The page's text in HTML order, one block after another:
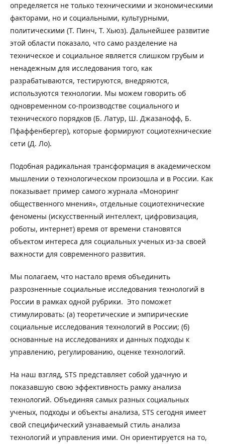
определяется не только техническими и экономическими
факторами, но и социальными, культурными,
политическими (Т. Пинч, Т. Хьюз). Дальнейшее развитие
этой области показало, что само разделение на
техническое и социальное является слишком грубым и
ненадежным для исследования того, как
разрабатываются, тестируются, внедряются,
используются технологии. Мы можем говорить об
одновременном со-производстве социального и
технического порядков (Б. Латур, Ш. Джазанофф, Б.
Пфаффенбергер), которые формируют социотехнические
сети (Д. Ло).
Подобная радикальная трансформация в академическом
мышлении о технологическом произошла и в России. Как
показывает пример самого журнала «Моноринг
общественного мнения», отдельные социотехнические
феномены (искусственный интеллект, цифровизация,
роботы, интернет) время от времени становятся
объектом интереса для социальных ученых из-за своей
важности для современного развития.
Мы полагаем, что настало время объединить
разрозненные социальные исследования технологий в
России в рамках одной рубрики. Это поможет
стимулировать: (а) теоретические и эмпирические
социальные исследования технологий в России; (б)
основанные на исследованиях и данных подходы к
управлению, регулированию, оценке технологий.
На наш взгляд, STS представляет собой удачную и
показавшую свою эффективность рамку анализа
технологий. Объединяя самых разных социальных
ученых, подходы и объекты анализа, STS сегодня имеет
свой специфический узнаваемый стиль анализа
технологий и управления ими. Он ориентируется на то,